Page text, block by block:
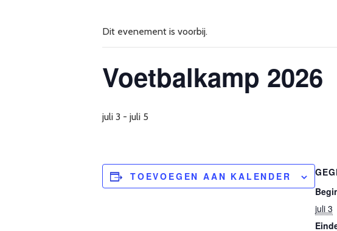
Dit evenement is voorbij.
Voetbalkamp 2026
juli 3 - juli 5
TOEVOEGEN AAN KALENDER
juli 3